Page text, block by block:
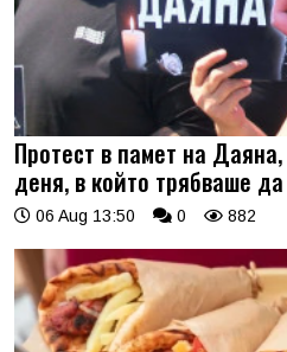
Протест в памет на
деня, в който трябваше
06 Aug 13:50 0 882